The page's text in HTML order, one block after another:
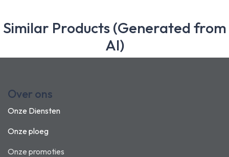
Similar Products (Generated from
AI)
Over ons
Onze Diensten
Onze ploeg
Onze promoties